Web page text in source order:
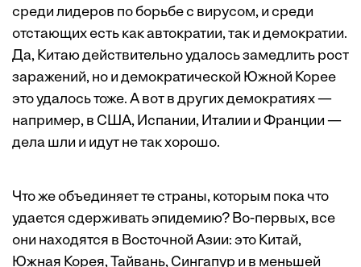
среди лидеров по борьбе с вирусом, и среди
отстающих есть как автократии, так и демократии.
Да, Китаю действительно удалось замедлить рост
заражений, но и демократической Южной Корее
это удалось тоже. А вот в других демократиях —
например, в США, Испании, Италии и Франции —
дела шли и идут не так хорошо.
Что же объединяет те страны, которым пока что
удается сдерживать эпидемию? Во-первых, все
они находятся в Восточной Азии: это Китай,
Южная Корея, Тайвань, Сингапур и в меньшей